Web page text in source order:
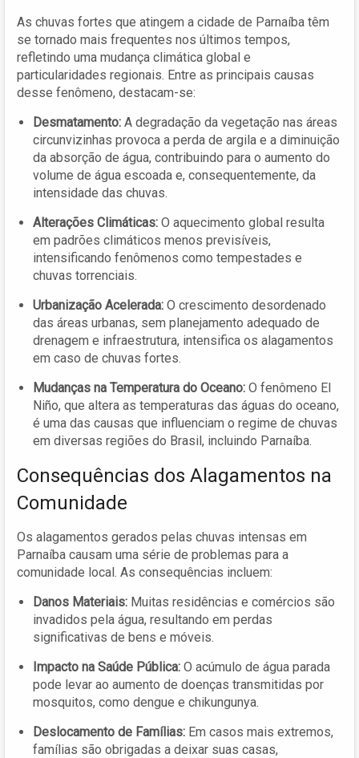
As chuvas fortes que atingem a cidade de Parnaíba têm
se tornado mais frequentes nos últimos tempos,
refletindo uma mudança climática global e
particularidades regionais. Entre as principais causas
desse fenômeno, destacam-se:
Desmatamento: A degradação da vegetação nas áreas
circunvizinhas provoca a perda de argila e a diminuição
da absorção de água, contribuindo para o aumento do
volume de água escoada e, consequentemente, da
intensidade das chuvas.
Alterações Climáticas: O aquecimento global resulta
em padrões climáticos menos previsíveis,
intensificando fenômenos como tempestades e
chuvas torrenciais.
Urbanização Acelerada: O crescimento desordenado
das áreas urbanas, sem planejamento adequado de
drenagem e infraestrutura, intensifica os alagamentos
em caso de chuvas fortes.
Mudanças na Temperatura do Oceano: O fenômeno El
Niño, que altera as temperaturas das águas do oceano,
é uma das causas que influenciam o regime de chuvas
em diversas regiões do Brasil, incluindo Parnaíba.
Consequências dos Alagamentos na
Comunidade
Os alagamentos gerados pelas chuvas intensas em
Parnaíba causam uma série de problemas para a
comunidade local. As consequências incluem:
Danos Materiais: Muitas residências e comércios são
invadidos pela água, resultando em perdas
significativas de bens e móveis.
Impacto na Saúde Pública: O acúmulo de água parada
pode levar ao aumento de doenças transmitidas por
mosquitos, como dengue e chikungunya.
Deslocamento de Famílias: Em casos mais extremos,
famílias são obrigadas a deixar suas casas,